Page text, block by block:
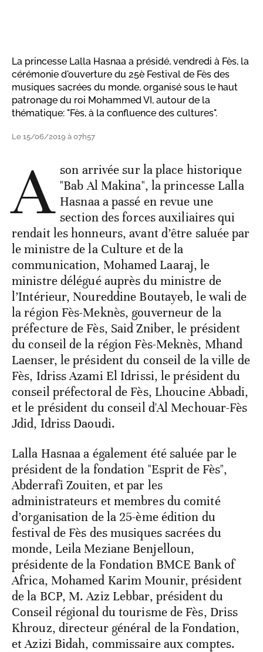
La princesse Lalla Hasnaa a présidé, vendredi à Fès, la
cérémonie d'ouverture du 25è Festival de Fès des
musiques sacrées du monde, organisé sous le haut
patronage du roi Mohammed VI, autour de la
thématique: "Fès, à la confluence des cultures".
Le 15/06/2019 à 07h57
A son arrivée sur la place historique
"Bab Al Makina", la princesse Lalla
Hasnaa a passé en revue une
section des forces auxiliaires qui
rendait les honneurs, avant d’être saluée par
le ministre de la Culture et de la
communication, Mohamed Laaraj, le
ministre délégué auprès du ministre de
l’Intérieur, Noureddine Boutayeb, le wali de
la région Fès-Meknès, gouverneur de la
préfecture de Fès, Said Zniber, le président
du conseil de la région Fès-Meknès, Mhand
Laenser, le président du conseil de la ville de
Fès, Idriss Azami El Idrissi, le président du
conseil préfectoral de Fès, Lhoucine Abbadi,
et le président du conseil d'Al Mechouar-Fès
Jdid, Idriss Daoudi.
Lalla Hasnaa a également été saluée par le
président de la fondation "Esprit de Fès",
Abderrafi Zouiten, et par les
administrateurs et membres du comité
d’organisation de la 25-ème édition du
festival de Fès des musiques sacrées du
monde, Leila Meziane Benjelloun,
présidente de la Fondation BMCE Bank of
Africa, Mohamed Karim Mounir, président
de la BCP, M. Aziz Lebbar, président du
Conseil régional du tourisme de Fès, Driss
Khrouz, directeur général de la Fondation,
et Azizi Bidah, commissaire aux comptes.